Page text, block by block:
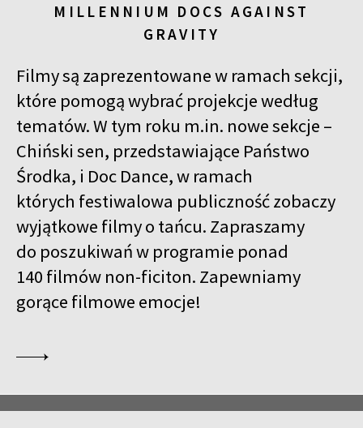
MILLENNIUM DOCS AGAINST
GRAVITY
Filmy są zaprezentowane w ramach sekcji,
które pomogą wybrać projekcje według
tematów. W tym roku m.in. nowe sekcje –
Chiński sen, przedstawiające Państwo
Środka, i Doc Dance, w ramach
których festiwalowa publiczność zobaczy
wyjątkowe filmy o tańcu. Zapraszamy
do poszukiwań w programie ponad
140 filmów non-ficiton. Zapewniamy
gorące filmowe emocje!